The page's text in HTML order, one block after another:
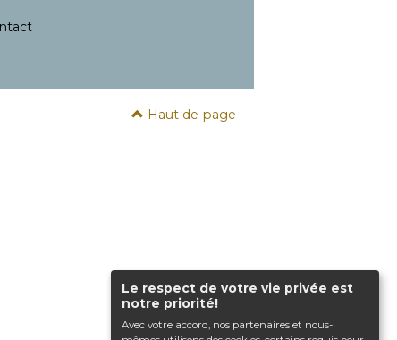
Le respect de votre vie privée est
notre priorité!
Avec votre accord, nos partenaires et nous-
Haut de page